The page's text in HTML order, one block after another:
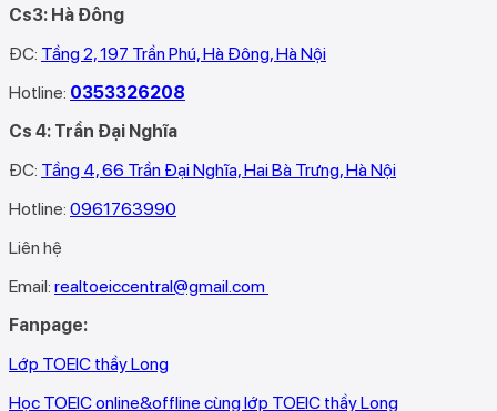
Cs3: Hà Đông
ĐC: Tầng 2, 197 Trần Phú, Hà Đông, Hà Nội
Hotline: 0353326208‬
Cs 4: Trần Đại Nghĩa
ĐC: Tầng 4, 66 Trần Đại Nghĩa, Hai Bà Trưng, Hà Nội
Hotline: 0961763990
Liên hệ
Email: realtoeiccentral@gmail.com
Fanpage:
Lớp TOEIC thầy Long
Học TOEIC online&offline cùng lớp TOEIC thầy Long